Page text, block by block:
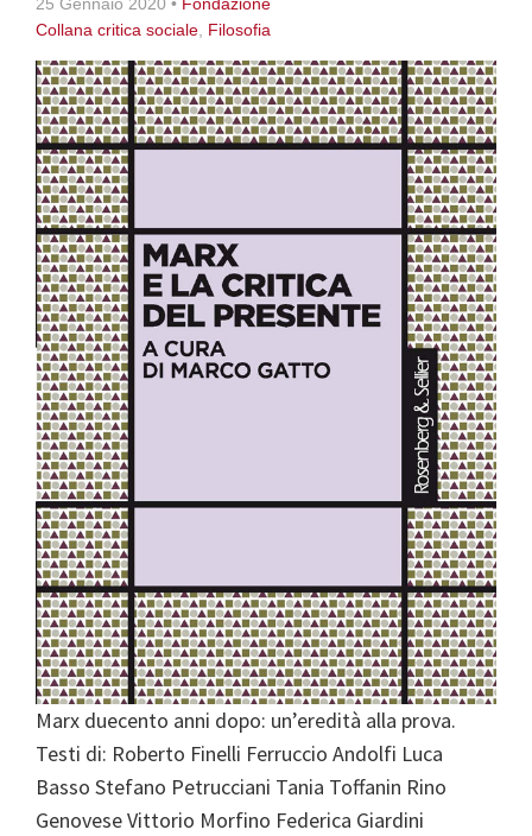
Collana critica sociale Filosofia
Marx duecento anni dopo: un’eredità alla prova.
Testi di: Roberto Finelli Ferruccio Andolfi Luca
Basso Stefano Petrucciani Tania Toffanin Rino
Genovese Vittorio Morfino Federica Giardini